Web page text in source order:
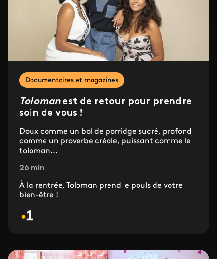
Documentaires et magazines
Tolomanest de retour pour prendre
soin de vous !
Doux comme un bol de porridge sucré, profond
comme un proverbe créole, puissant comme le
toloman...
26 min
À la rentrée, Toloman prend le pouls de votre
bien-être !